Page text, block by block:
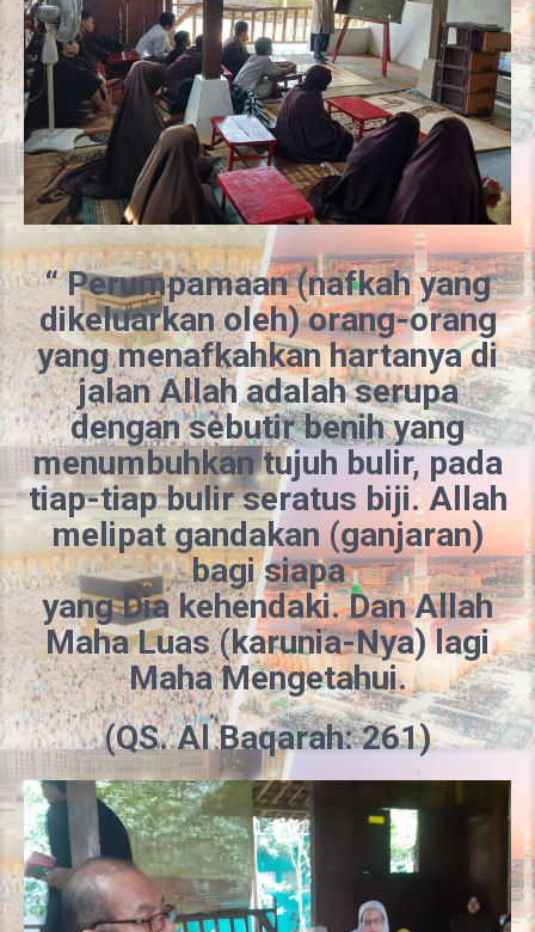
“ Perumpamaan (nafkah yang
dikeluarkan oleh) orang-orang
yang menafkahkanhartanya di
jalan Allah adalah serupa
dengan sebutir benih yang
menumbuhkan tujuh bulir, pada
tiap-tiap bulir seratus biji. Allah
melipat gandakan (ganjaran)
bagi siapa
yang Dia kehendaki. Dan Allah
Maha Luas (karunia-Nya) lagi
Maha Mengetahui.
(QS. AlBaqarah: 261)